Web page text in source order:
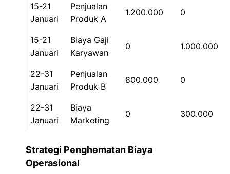
15-21
Januari
Penjualan
Produk A
1.200.000 0
15-21
Januari
Biaya Gaji
Karyawan
0 1.000.000
22-31
Januari
Penjualan
Produk B
800.000 0
22-31
Januari
Biaya
Marketing
0 300.000
Strategi Penghematan Biaya
Operasional